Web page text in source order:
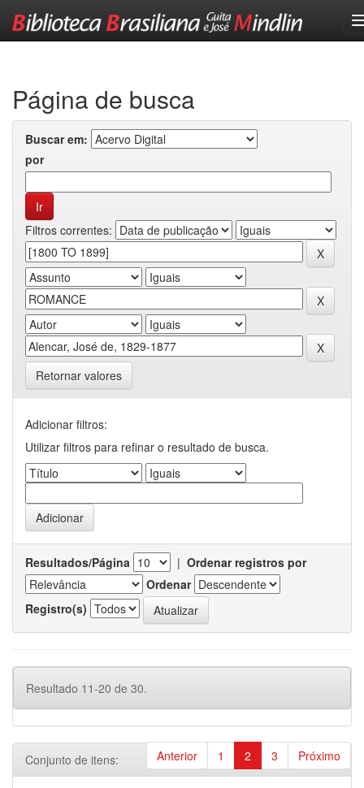
Página de busca
Buscar em:
por
Filtros correntes:
Retornar valores
Adicionar filtros:
Utilizar filtros para refinar o resultado de busca.
Resultados/Página | Ordenar registros por
Ordenar
Registro(s)
Resultado 11-20 de 30.
Anterior 1 2 3 Próximo
Conjunto de itens: